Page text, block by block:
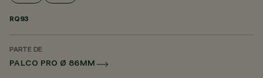
RQ93
PARTE DE
PALCO PRO Ø 86MM